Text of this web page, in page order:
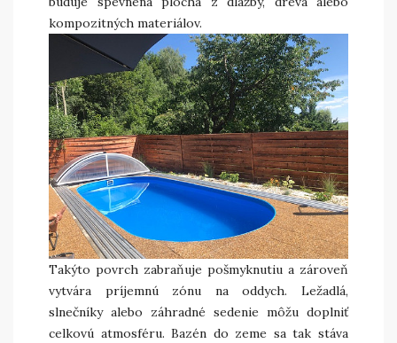
kompozitných materiálov.
Takýto povrch zabraňuje pošmyknutiu a zároveň
vytvára príjemnú zónu na oddych. Ležadlá,
slnečníky alebo záhradné sedenie môžu doplniť
celkovú atmosféru. Bazén do zeme sa tak stáva